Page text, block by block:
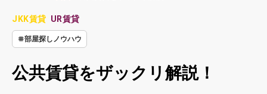
JKK賃貸 UR賃貸
部屋探しノウハウ
公共賃貸をザックリ解説！